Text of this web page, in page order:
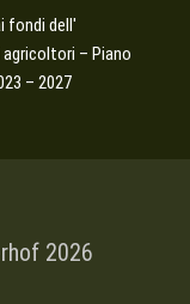
fondi dell'
agricoltori – Piano
– 2027
2026